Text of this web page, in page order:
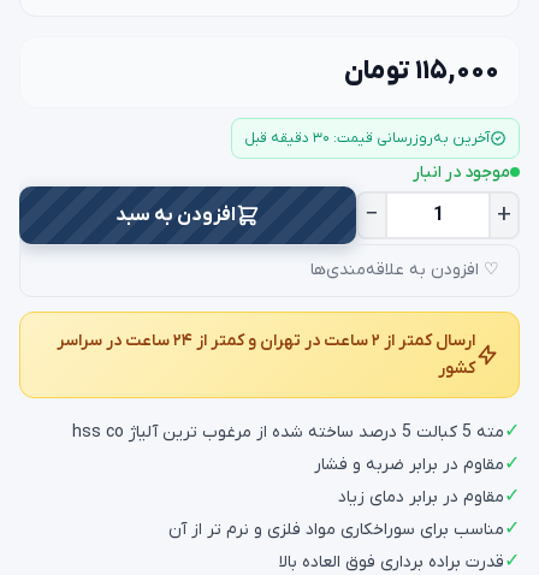
۱۱۵,۰۰۰ تومان
آخرین به‌روزرسانی قیمت: ۳۰ دقیقه قبل
موجود در انبار
− + افزودن به سبد
♡ افزودن به علاقه‌مندی‌ها
ارسال کمتر از ۲ ساعت در تهران و کمتر از ۲۴ ساعت در سراسر
کشور
✓مته 5 کبالت 5 درصد ساخته شده از مرغوب ترین آلیاژ hss co
✓مقاوم در برابر ضربه و فشار
✓مقاوم در برابر دمای زیاد
✓مناسب برای سوراخکاری مواد فلزی و نرم تر از آن
✓قدرت براده برداری فوق العاده بالا